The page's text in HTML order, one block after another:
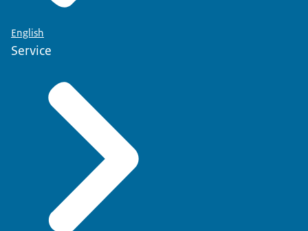
English
Service